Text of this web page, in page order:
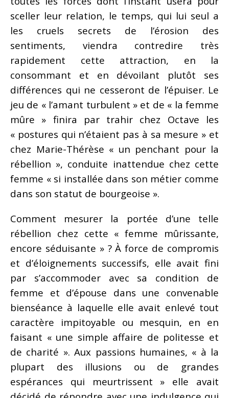
sceller leur relation, le temps, qui lui seul a
les cruels secrets de l’érosion des
sentiments, viendra contredire très
rapidement cette attraction, en la
consommant et en dévoilant plutôt ses
différences qui ne cesseront de l’épuiser. Le
jeu de « l’amant turbulent » et de « la femme
mûre » finira par trahir chez Octave les
« postures qui n’étaient pas à sa mesure » et
chez Marie-Thérèse « un penchant pour la
rébellion », conduite inattendue chez cette
femme « si installée dans son métier comme
dans son statut de bourgeoise ».
Comment mesurer la portée d’une telle
rébellion chez cette « femme mûrissante,
encore séduisante » ? À force de compromis
et d’éloignements successifs, elle avait fini
par s’accommoder avec sa condition de
femme et d’épouse dans une convenable
bienséance à laquelle elle avait enlevé tout
caractère impitoyable ou mesquin, en en
faisant « une simple affaire de politesse et
de charité ». Aux passions humaines, « à la
plupart des illusions ou de grandes
espérances qui meurtrissent » elle avait